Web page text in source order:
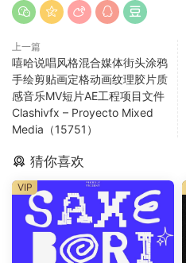
上一篇
嘻哈说唱风格混合媒体街头涂鸦
手绘剪贴画定格动画纹理胶片质
感音乐MV短片AE工程项目文件
Clashivfx – Proyecto Mixed
Media（15751）
猜你喜欢
VIP